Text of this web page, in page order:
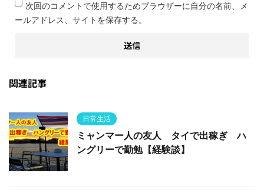
次回のコメントで使用するためブラウザーに自分の名前、メ
ールアドレス、サイトを保存する。
関連記事
日常生活
ミャンマー人の友人 タイで出稼ぎ ハ
ングリーで勤勉【経験談】